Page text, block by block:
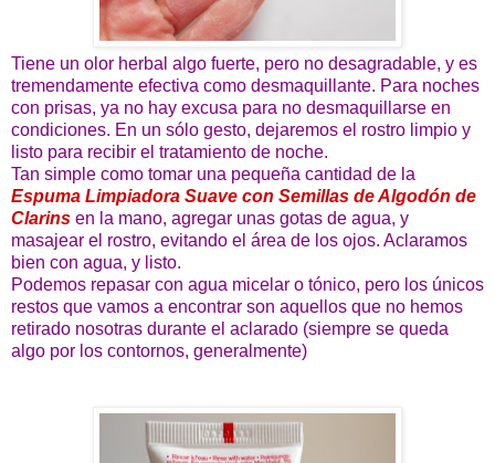
Tiene un olor herbal algo fuerte, pero no desagradable, y es
tremendamente efectiva como desmaquillante. Para noches
con prisas, ya no hay excusa para no desmaquillarse en
condiciones. En un sólo gesto, dejaremos el rostro limpio y
listo para recibir el tratamiento de noche.
Tan simple como tomar una pequeña cantidad de la
Espuma Limpiadora Suave con Semillas de Algodón de
Clarins en la mano, agregar unas gotas de agua, y
masajear el rostro, evitando el área de los ojos. Aclaramos
bien con agua, y listo.
Podemos repasar con agua micelar o tónico, pero los únicos
restos que vamos a encontrar son aquellos que no hemos
retirado nosotras durante el aclarado (siempre se queda
algo por los contornos, generalmente)